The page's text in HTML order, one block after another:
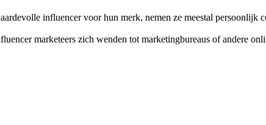
influencer voor hun merk, nemen ze meestal persoonlijk
marketeers zich wenden tot marketingbureaus of andere